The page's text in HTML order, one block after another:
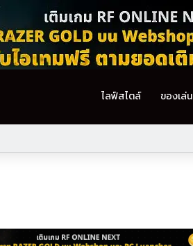
ไลฟ์สไตล์ ของเล่น